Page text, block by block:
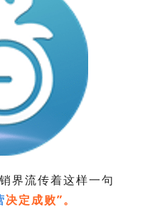
界流传着这样一句
决定成败”。